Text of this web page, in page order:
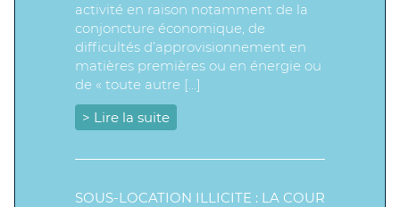
activité en raison notamment de la
conjoncture économique, de
difficultés d’approvisionnement en
matières premières ou en énergie ou
de « toute autre […]
> Lire la suite
SOUS-LOCATION ILLICITE : LA COUR